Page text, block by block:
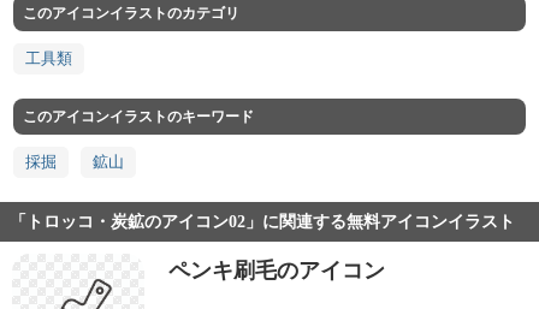
このアイコンイラストのカテゴリ
工具類
このアイコンイラストのキーワード
採掘 鉱山
「トロッコ・炭鉱のアイコン02」に関連する無料アイコンイラスト
ペンキ刷毛のアイコン